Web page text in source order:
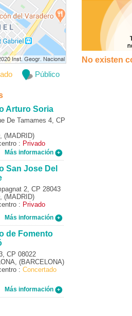
Público
Arturo Soria
De Tamames 4, CP
(MADRID)
: Privado
Más información
San Jose Del
2, CP 28043
(MADRID)
: Privado
Más información
de Fomento
CP 08022
(BARCELONA)
: Concertado
Más información
No existen